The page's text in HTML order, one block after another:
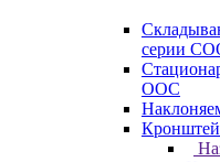
серии
ООС